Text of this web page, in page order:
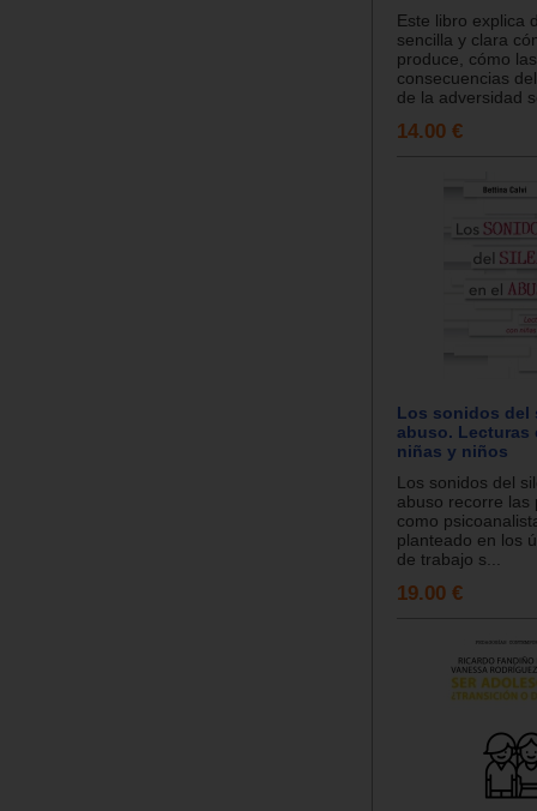
Este libro explica
sencilla y clara
produce, cómo las
consecuencias
de la adversidad
14.00 €
Los sonidos del
abuso. Lecturas
niñas y niños
Los sonidos del
abuso recorre las
como
planteado en los
de trabajo s...
19.00 €